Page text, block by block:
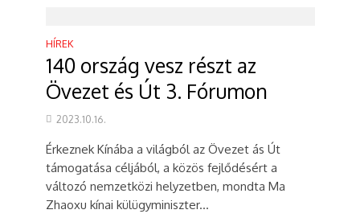
HÍREK
140 ország vesz részt az
Övezet és Út 3. Fórumon
2023.10.16.
Érkeznek Kínába a világból az Övezet ás Út
támogatása céljából, a közös fejlődésért a
változó nemzetközi helyzetben, mondta Ma
Zhaoxu kínai külügyminiszter...